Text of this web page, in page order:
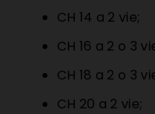
CH 14 a 2 vie;
CH 16 a 2 o 3
CH 18 a 2 o 3
CH 20 a 2 vie;